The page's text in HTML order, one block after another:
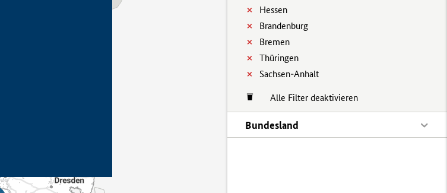
Hessen
Brandenburg
Bremen
Thüringen
Sachsen-Anhalt
Alle Filter deaktivieren
Bundesland